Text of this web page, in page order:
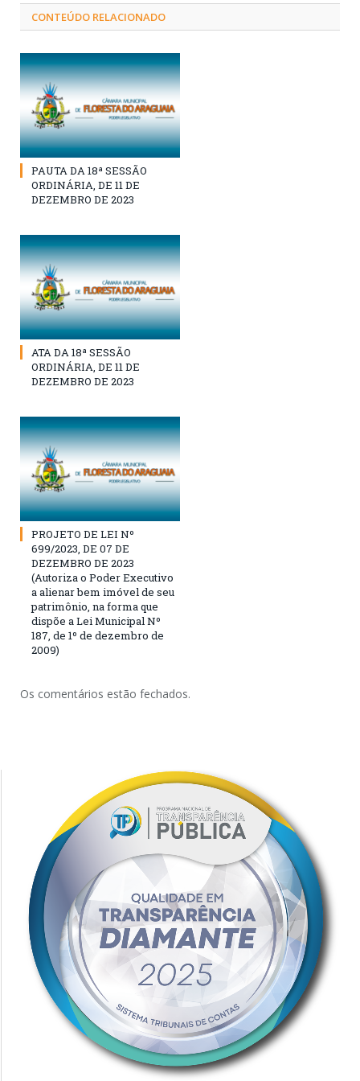
CONTEÚDO RELACIONADO
PAUTA DA 18ª SESSÃO
ORDINÁRIA, DE 11 DE
DEZEMBRO DE 2023
ATA DA 18ª SESSÃO
ORDINÁRIA, DE 11 DE
DEZEMBRO DE 2023
PROJETO DE LEI Nº
699/2023, DE 07 DE
DEZEMBRO DE 2023
(Autoriza o Poder Executivo
a alienar bem imóvel de seu
patrimônio, na forma que
dispõe a Lei Municipal Nº
187, de 1º de dezembro de
2009)
Os comentários estão fechados.